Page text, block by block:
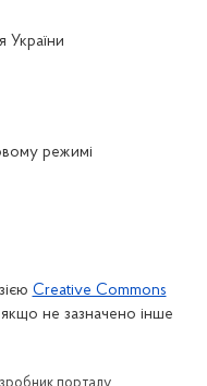
України
режимі
Creative Commons
якщо не зазначено інше